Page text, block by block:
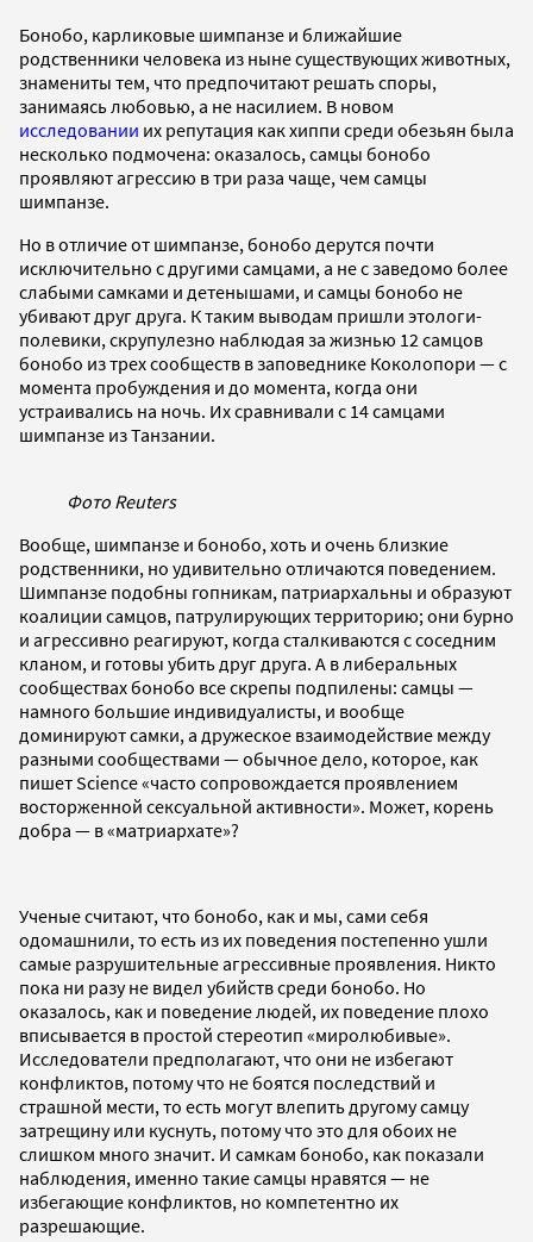
Бонобо, карликовые шимпанзе и ближайшие
родственники человека из ныне существующих животных,
знамениты тем, что предпочитают решать споры,
занимаясь любовью, а не насилием. В новом
исследовании их репутация как хиппи среди обезьян была
несколько подмочена: оказалось, самцы бонобо
проявляют агрессию в три раза чаще, чем самцы
шимпанзе.
Но в отличие от шимпанзе, бонобо дерутся почти
исключительно с другими самцами, а не с заведомо более
слабыми самками и детенышами, и самцы бонобо не
убивают друг друга. К таким выводам пришли этологи-
полевики, скрупулезно наблюдая за жизнью 12 самцов
бонобо из трех сообществ в заповеднике Коколопори — с
момента пробуждения и до момента, когда они
устраивались на ночь. Их сравнивали с 14 самцами
шимпанзе из Танзании.
Фото Reuters
Вообще, шимпанзе и бонобо, хоть и очень близкие
родственники, но удивительно отличаются поведением.
Шимпанзе подобны гопникам, патриархальны и образуют
коалиции самцов, патрулирующих территорию; они бурно
и агрессивно реагируют, когда сталкиваются с соседним
кланом, и готовы убить друг друга. А в либеральных
сообществах бонобо все скрепы подпилены: самцы —
намного большие индивидуалисты, и вообще
доминируют самки, а дружеское взаимодействие между
разными сообществами — обычное дело, которое, как
пишет Science «часто сопровождается проявлением
восторженной сексуальной активности». Может, корень
добра — в «матриархате»?
Ученые считают, что бонобо, как и мы, сами себя
одомашнили, то есть из их поведения постепенно ушли
самые разрушительные агрессивные проявления. Никто
пока ни разу не видел убийств среди бонобо. Но
оказалось, как и поведение людей, их поведение плохо
вписывается в простой стереотип «миролюбивые».
Исследователи предполагают, что они не избегают
конфликтов, потому что не боятся последствий и
страшной мести, то есть могут влепить другому самцу
затрещину или куснуть, потому что это для обоих не
слишком много значит. И самкам бонобо, как показали
наблюдения, именно такие самцы нравятся — не
избегающие конфликтов, но компетентно их
разрешающие.